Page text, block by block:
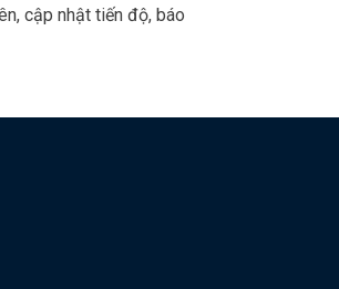
cập nhật tiến độ, báo